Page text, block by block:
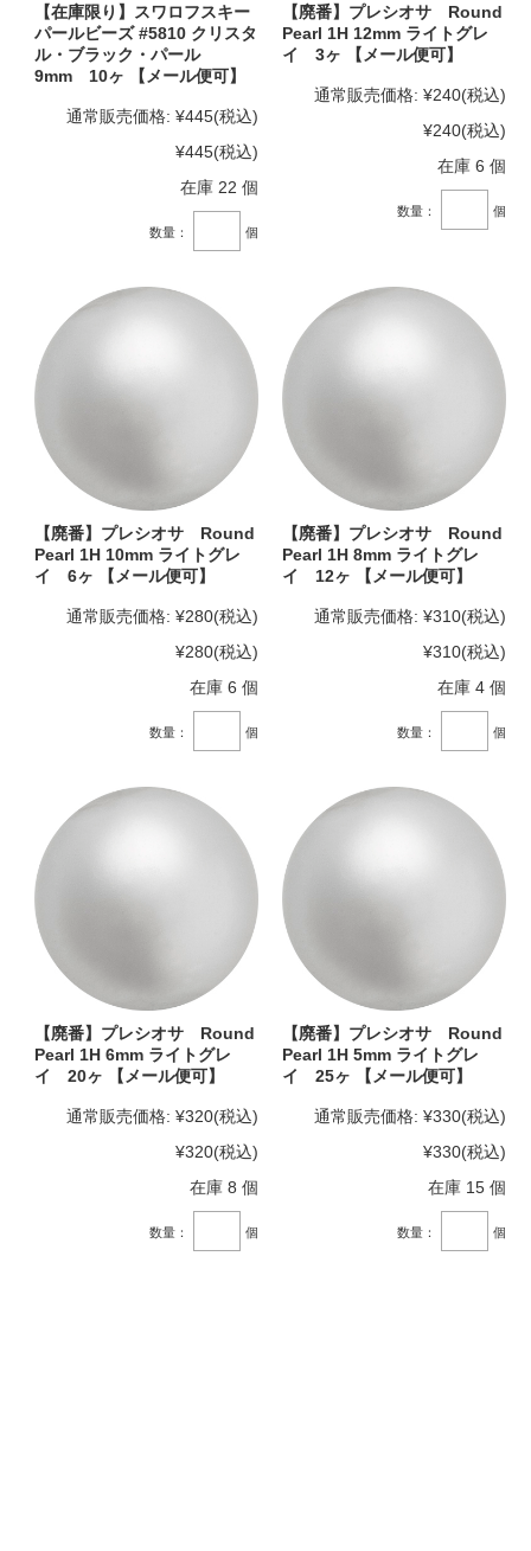
【在庫限り】スワロフスキー
パールビーズ #5810 クリスタ
ル・ブラック・パール
9mm 10ヶ 【メール便可】
通常販売価格: ¥445(税込)
¥445(税込)
在庫 22 個
数量： 個
【廃番】プレシオサ Round
Pearl 1H 12mm ライトグレ
イ 3ヶ 【メール便可】
通常販売価格: ¥240(税込)
¥240(税込)
在庫 6 個
数量： 個
【廃番】プレシオサ Round
Pearl 1H 10mm ライトグレ
イ 6ヶ 【メール便可】
通常販売価格: ¥280(税込)
¥280(税込)
在庫 6 個
数量： 個
【廃番】プレシオサ Round
Pearl 1H 8mm ライトグレ
イ 12ヶ 【メール便可】
通常販売価格: ¥310(税込)
¥310(税込)
在庫 4 個
数量： 個
【廃番】プレシオサ Round
Pearl 1H 6mm ライトグレ
イ 20ヶ 【メール便可】
通常販売価格: ¥320(税込)
¥320(税込)
在庫 8 個
数量： 個
【廃番】プレシオサ Round
Pearl 1H 5mm ライトグレ
イ 25ヶ 【メール便可】
通常販売価格: ¥330(税込)
¥330(税込)
在庫 15 個
数量： 個